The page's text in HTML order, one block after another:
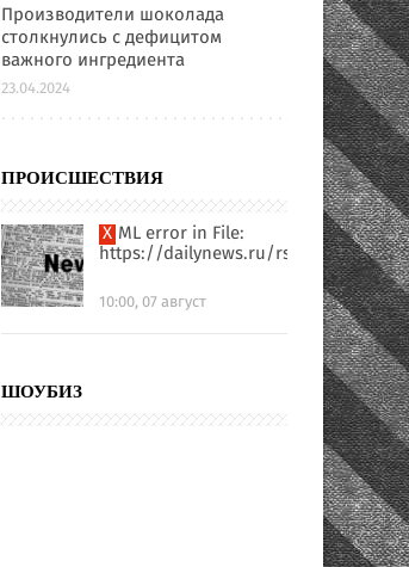
Производители шоколада
столкнулись с дефицитом
важного ингредиента
23.04.2024
ПРОИСШЕСТВИЯ
XML error in File:
https://dailynews.ru/rssfull.xml
10:00, 07 август
ШОУБИЗ